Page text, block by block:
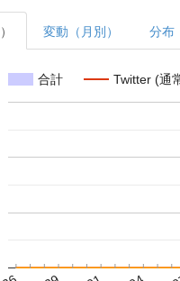
変動（月別） 分布
合計 Twitter (通